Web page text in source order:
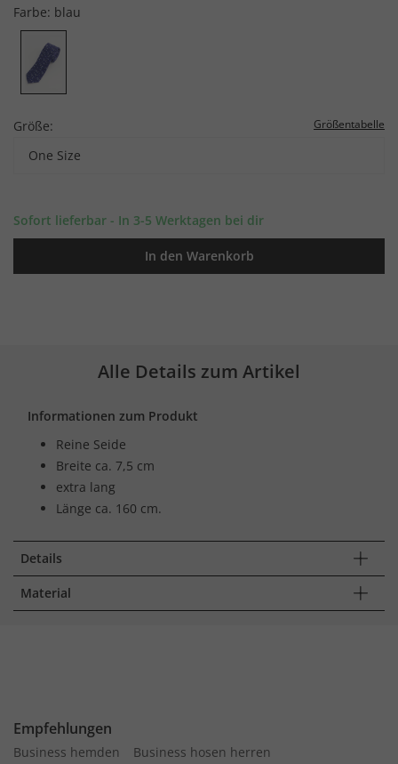
Farbe: blau
Größe: Größentabelle
One Size
Sofort lieferbar - In 3-5 Werktagen bei dir
In den Warenkorb
Alle Details zum Artikel
Informationen zum Produkt
Reine Seide
Breite ca. 7,5 cm
extra lang
Länge ca. 160 cm.
Details
Material
Empfehlungen
Business hemden
Business hosen herren